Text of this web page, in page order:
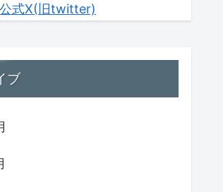
式X(旧twitter)
ブ